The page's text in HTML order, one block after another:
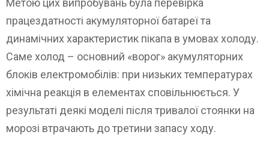
Метою цих випробувань була перевірка
працездатності акумуляторної батареї та
динамічних характеристик пікапа в умовах холоду.
Саме холод – основний «ворог» акумуляторних
блоків електромобілів: при низьких температурах
хімічна реакція в елементах сповільнюється. У
результаті деякі моделі після тривалої стоянки на
морозі втрачають до третини запасу ходу.